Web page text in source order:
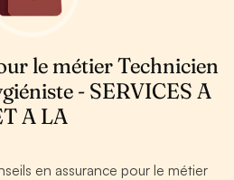
le métier Technicien
- SERVICES A
A LA
en assurance pour le métier